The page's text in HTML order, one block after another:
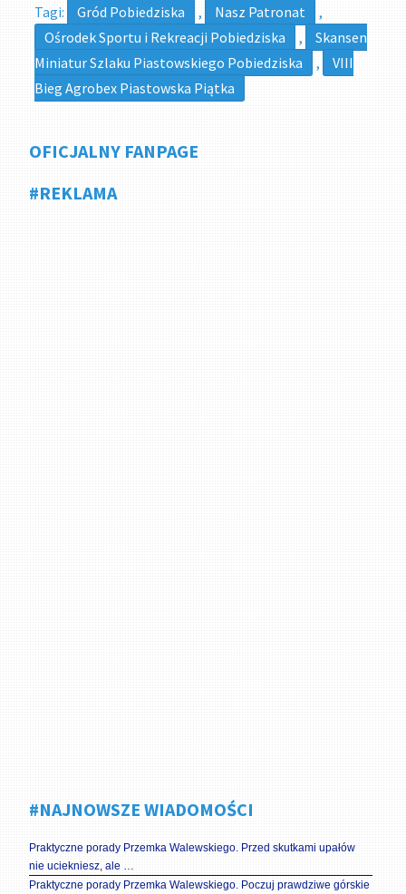
Tagi: Gród Pobiedziska , Nasz Patronat
,
Ośrodek Sportu i Rekreacji Pobiedziska
,
Skansen
Miniatur Szlaku Piastowskiego Pobiedziska
,
VIII
Bieg Agrobex Piastowska Piątka
OFICJALNY FANPAGE
#REKLAMA
#NAJNOWSZE WIADOMOŚCI
Praktyczne porady Przemka Walewskiego. Przed skutkami upałów
nie uciekniesz, ale …
Praktyczne porady Przemka Walewskiego. Poczuj prawdziwe górskie